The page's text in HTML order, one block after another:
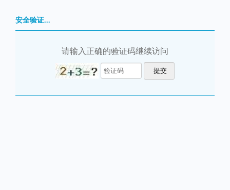
安全验证...
请输入正确的验证码继续访问